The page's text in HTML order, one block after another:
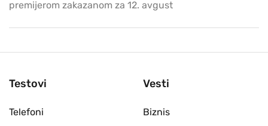
premijerom zakazanom za 12. avgust
Testovi
Telefoni
Vesti
Biznis